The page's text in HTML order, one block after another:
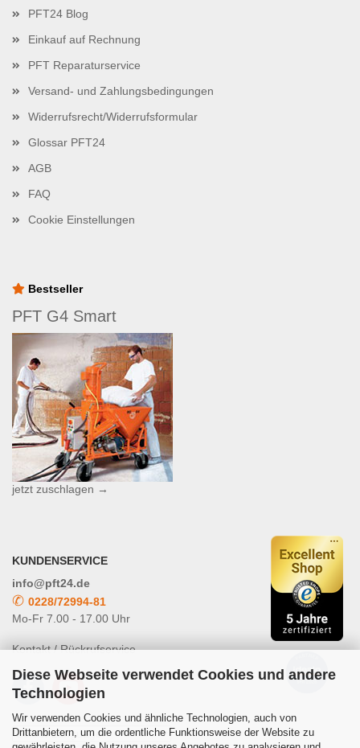
Diese Webseite verwendet Cookies und andere
Technologien
Wir verwenden Cookies und ähnliche Technologien, auch von
Drittanbietern, um die ordentliche Funktionsweise der Website zu
PFT24 Blog
Einkauf auf Rechnung
PFT Reparaturservice
Versand- und Zahlungsbedingungen
Widerrufsrecht/Widerrufsformular
Glossar PFT24
AGB
FAQ
Cookie Einstellungen
Bestseller
PFT G4 Smart
jetzt zuschlagen →
KUNDENSERVICE
info@pft24.de
✆ 0228/72994-81
Mo-Fr 7.00 - 17.00 Uhr
Kontakt / Rückrufservice